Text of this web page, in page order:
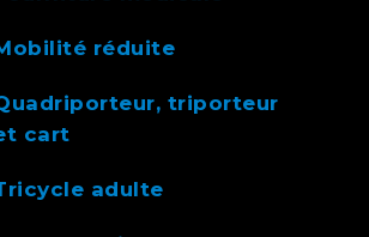
réduite
triporteur
cart
adulte